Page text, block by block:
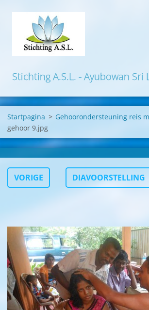
Stichting A.S.L. - Ayubowan Sri
Startpagina > Gehoorondersteuning reis
gehoor 9.jpg
VORIGE DIAVOORSTELLING